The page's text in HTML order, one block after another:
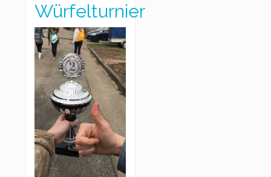
Würfelturnier